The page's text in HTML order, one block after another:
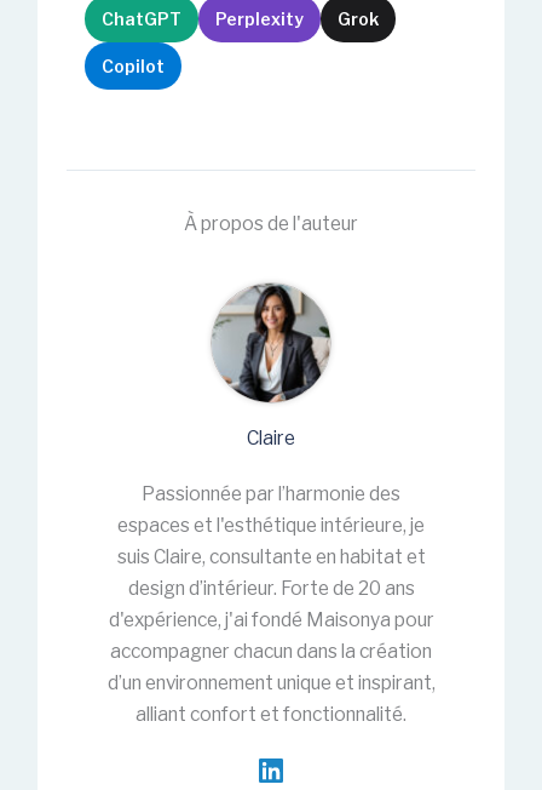
ChatGPT Perplexity Grok
Copilot
À propos de l'auteur
Claire
Passionnée par l’harmonie des
espaces et l'esthétique intérieure, je
suis Claire, consultante en habitat et
design d’intérieur. Forte de 20 ans
d'expérience, j'ai fondé Maisonya pour
accompagner chacun dans la création
d’un environnement unique et inspirant,
alliant confort et fonctionnalité.